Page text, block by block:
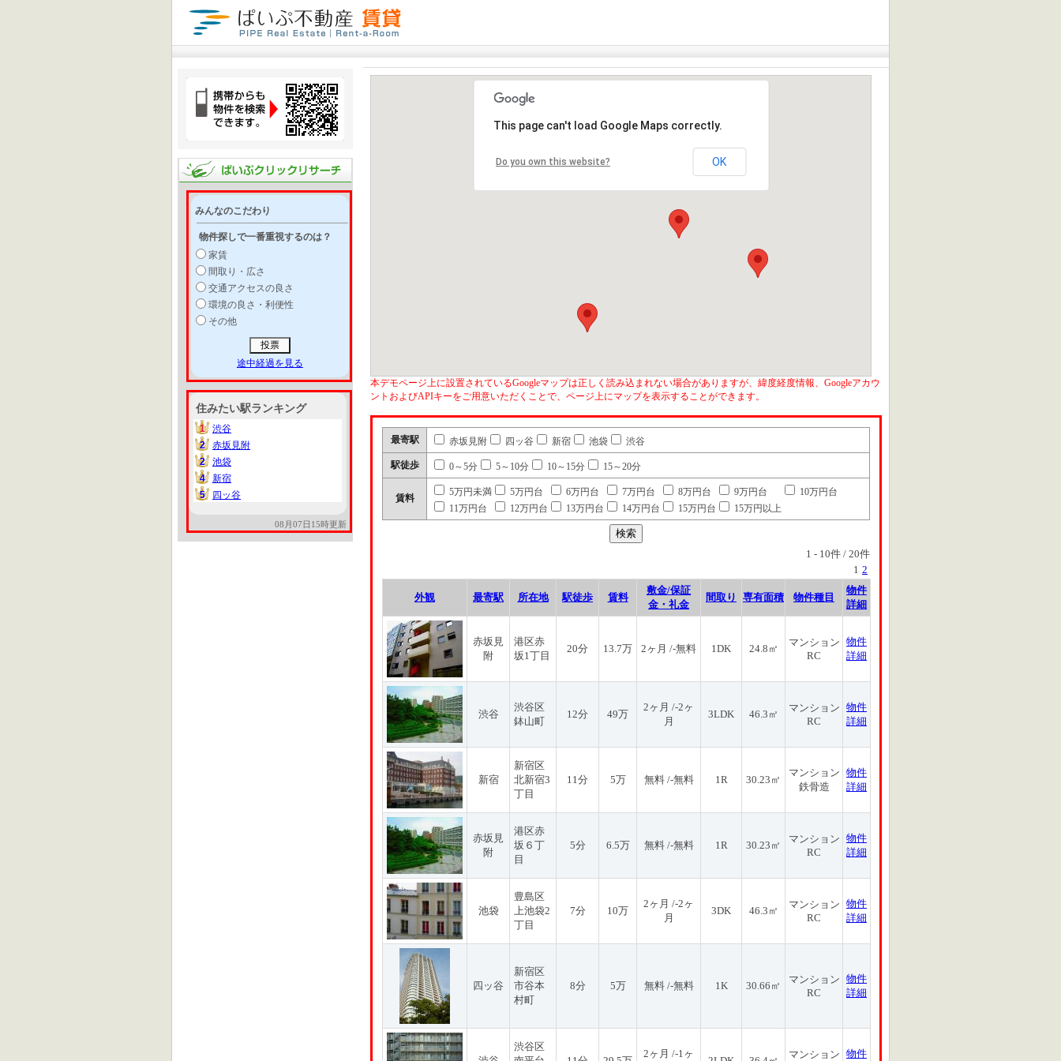
みんなのこだわり
物件探しで一番重視するのは？
家賃
間取り・広さ
交通アクセスの良さ
環境の良さ・利便性
その他
途中経過を見る
住みたい駅ランキング
1
1
渋谷
2
2
赤坂見附
2
2
池袋
4
4
新宿
5
5 四ッ谷
08月07日15時更新
This page can't load Google Maps correctly.
Do you own this website? OK
本デモページ上に設置されているGoogleマップは正しく読み込まれない場合がありますが、緯度経度情報、Googleアカウ
ントおよびAPIキーをご用意いただくことで、ページ上にマップを表示することができます。
最寄駅 赤坂見附 四ッ谷 新宿 池袋 渋谷
駅徒歩 0～5分 5～10分 10～15分 15～20分
賃料
5万円未満 5万円台 6万円台 7万円台 8万円台 9万円台
10万円台
11万円台
12万円台 13万円台 14万円台 15万円台 15万円以上
1 - 10件 / 20件
1 2
外観 最寄駅 所在地 駅徒歩 賃料
敷金/保証
金・礼金
間取り 専有面積 物件種目
物件
詳細
赤坂見
附
港区赤
坂1丁目
20分 13.7万 2ヶ月 /-無料 1DK 24.8㎡
マンション
RC
物件
詳細
渋谷
渋谷区
鉢山町
12分 49万
2ヶ月 /-2ヶ
月
3LDK 46.3㎡
マンション
RC
物件
詳細
新宿
新宿区
北新宿3
丁目
11分 5万 無料 /-無料 1R 30.23㎡
マンション
鉄骨造
物件
詳細
赤坂見
附
港区赤
坂６丁
目
5分 6.5万 無料 /-無料 1R 30.23㎡
マンション
RC
物件
詳細
池袋
豊島区
上池袋2
丁目
7分 10万
2ヶ月 /-2ヶ
月
3DK 46.3㎡
マンション
RC
物件
詳細
四ッ谷
新宿区
市谷本
村町
8分 5万 無料 /-無料 1K 30.66㎡
マンション
RC
物件
詳細
渋谷区
2ヶ月 /-1ヶ マンション 物件